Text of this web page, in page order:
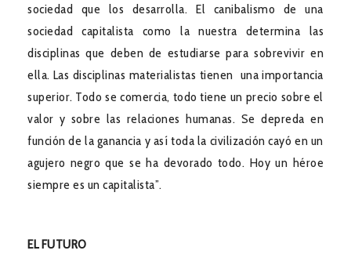
sociedad que los desarrolla. El canibalismo de una
sociedad capitalista como la nuestra determina las
disciplinas que deben de estudiarse para sobrevivir en
ella. Las disciplinas materialistas tienen una importancia
superior. Todo se comercia, todo tiene un precio sobre el
valor y sobre las relaciones humanas. Se depreda en
función de la ganancia y así toda la civilización cayó en un
agujero negro que se ha devorado todo. Hoy un héroe
siempre es un capitalista”.
EL FUTURO